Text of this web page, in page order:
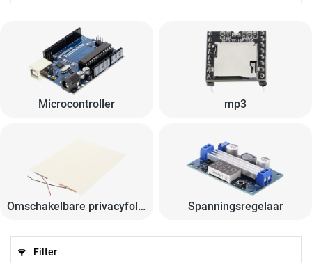
Microcontroller
Omschakelbare privacyfolie
mp3
Spanningsregelaar
Filter